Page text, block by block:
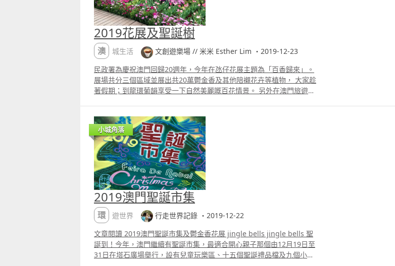
2019花展及聖誕樹
澳城生活
文創遊樂場 // 米米 Esther Lim ・2019-12-23
民政署為慶祝澳門回歸20週年，今年在氹仔花展主題為「百香歸來」。
展場共分三個區域並展出共20萬鬱金香及其他陪襯花卉等植物， 大家趁
著假期；到龍環葡韻享受一下自然美麗嘅百花情景。 另外在澳門旅遊
嗎？這麼難得機會一定要到現場打卡。
小城角落
2019澳門聖誕市集
環遊世界
行走世界記錄 ・2019-12-22
文章閱讀 2019澳門聖誕市集及鬱金香花展 jingle bells jingle bells 聖
誕到！今年，澳門繼續有聖誕市集，最適合開心親子那個由12月19日至
31日在塔石廣場舉行，設有兒童玩樂區、十五個聖誕禮品檔及九個小食